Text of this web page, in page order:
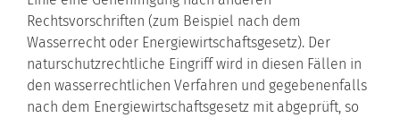
Rechtsvorschriften (zum Beispiel nach dem
Wasserrecht oder Energiewirtschaftsgesetz). Der
naturschutzrechtliche Eingriff wird in diesen Fällen in
den wasserrechtlichen Verfahren und gegebenenfalls
nach dem Energiewirtschaftsgesetz mit abgeprüft, so